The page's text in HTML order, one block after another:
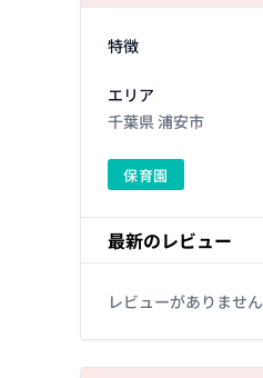
特徴
エリア
千葉県 浦安市
保育園
最新のレビュー
レビューがありません